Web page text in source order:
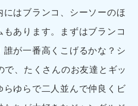
はブランコ、シーソーのほ
あります。まずはブランコ
が一番高くこげるかな？シ
、たくさんのお友達とギッ
ゆらで二人並んで仲良くビ